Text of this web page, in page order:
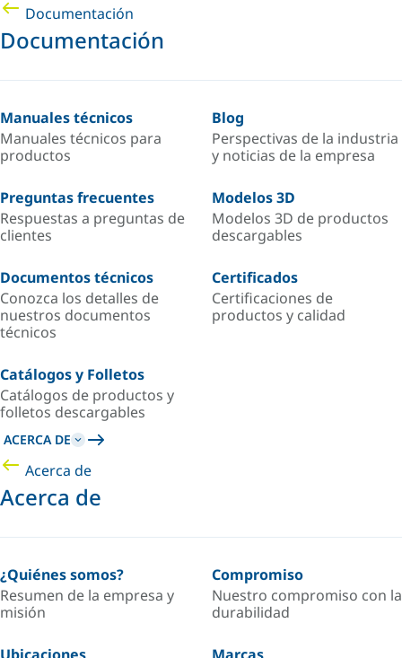
Documentación
Documentación
Manuales técnicos
Manuales técnicos para
productos
Blog
Perspectivas de la industria
y noticias de la empresa
Preguntas frecuentes
Respuestas a preguntas de
clientes
Modelos 3D
Modelos 3D de productos
descargables
Documentos técnicos
Conozca los detalles de
nuestros documentos
técnicos
Certificados
Certificaciones de
productos y calidad
Catálogos y Folletos
Catálogos de productos y
folletos descargables
ACERCA DE
Acerca de
Acerca de
¿Quiénes somos?
Resumen de la empresa y
misión
Compromiso
Nuestro compromiso con la
durabilidad